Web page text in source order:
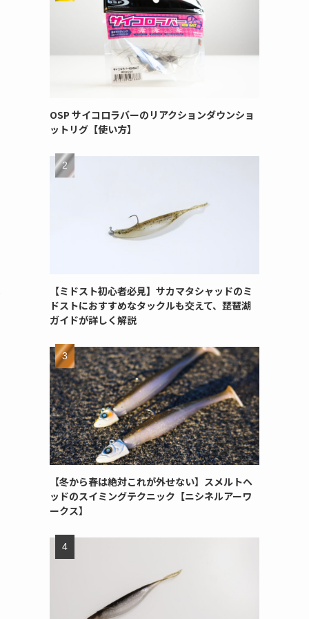
OSP サイコロラバーのリアクションダウンショ
ットリグ【使い方】
【ミドスト初心者必見】サカマタシャッドのミ
ドストにおすすめなタックルも交えて、琵琶湖
ガイドが詳しく解説
【冬から春は絶対これが外せない】スメルトヘ
ッドのスイミングテクニック【ニシネルアーワ
ークス】